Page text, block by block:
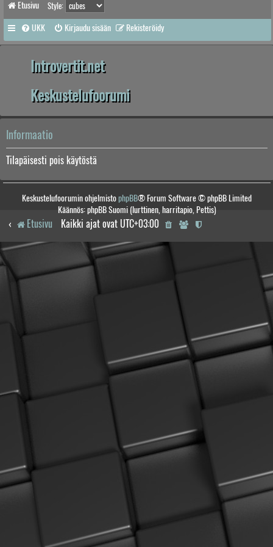
Etusivu Style:
UKK Kirjaudu sisään Rekisteröidy
Introvertit.net
Keskustelufoorumi
Informaatio
Tilapäisesti pois käytöstä
Keskustelufoorumin ohjelmistophpBB® Forum Software © phpBB Limited
Käännös: phpBB Suomi (lurttinen, harritapio, Pettis)
Etusivu Kaikki ajat ovat UTC+03:00